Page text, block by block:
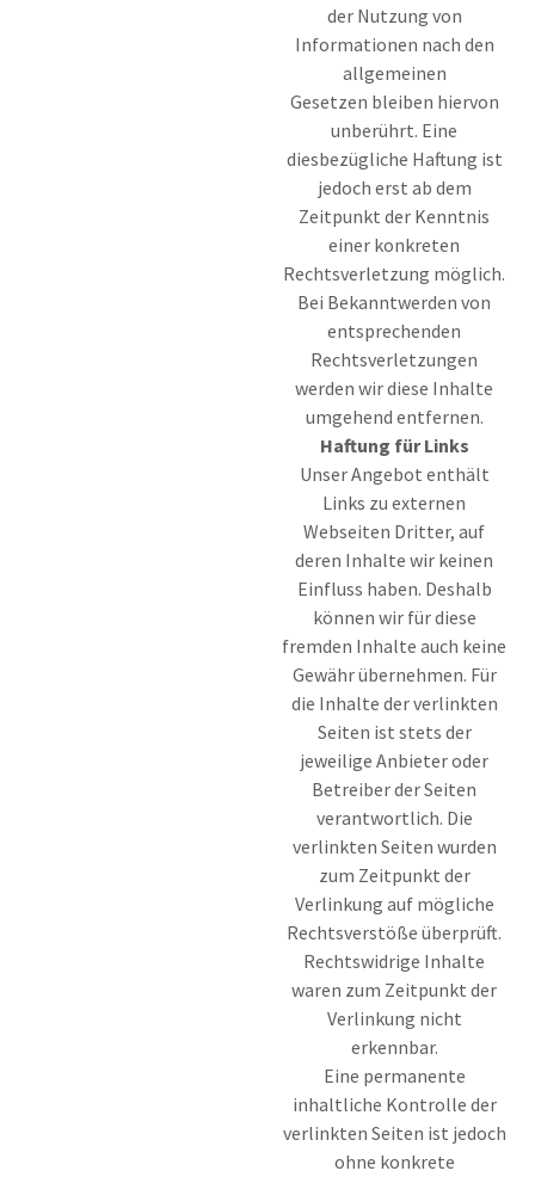
der Nutzung von
Informationen nach den
allgemeinen
Gesetzen bleiben hiervon
unberührt. Eine
diesbezügliche Haftung ist
jedoch erst ab dem
Zeitpunkt der Kenntnis
einer konkreten
Rechtsverletzung möglich.
Bei Bekanntwerden von
entsprechenden
Rechtsverletzungen
werden wir diese Inhalte
umgehend entfernen.
Haftung für Links
Unser Angebot enthält
Links zu externen
Webseiten Dritter, auf
deren Inhalte wir keinen
Einfluss haben. Deshalb
können wir für diese
fremden Inhalte auch keine
Gewähr übernehmen. Für
die Inhalte der verlinkten
Seiten ist stets der
jeweilige Anbieter oder
Betreiber der Seiten
verantwortlich. Die
verlinkten Seiten wurden
zum Zeitpunkt der
Verlinkung auf mögliche
Rechtsverstöße überprüft.
Rechtswidrige Inhalte
waren zum Zeitpunkt der
Verlinkung nicht
erkennbar.
Eine permanente
inhaltliche Kontrolle der
verlinkten Seiten ist jedoch
ohne konkrete